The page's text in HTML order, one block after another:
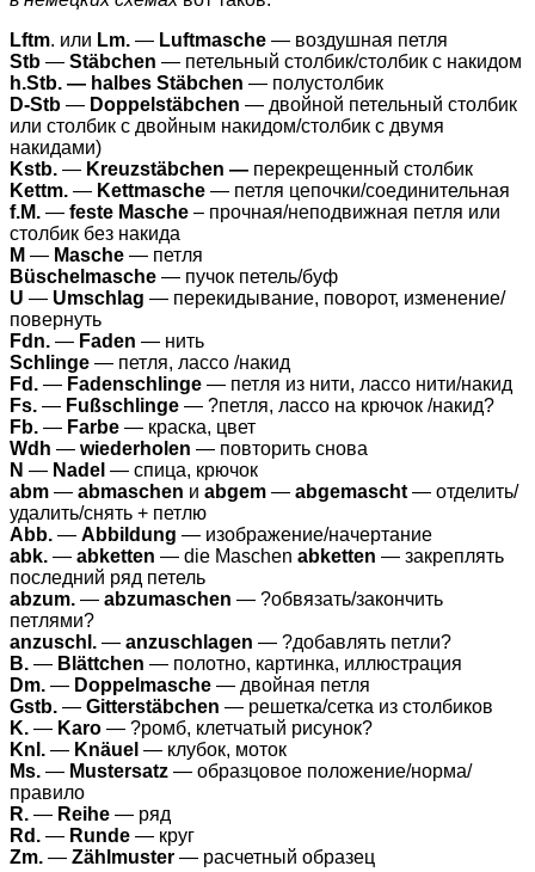
Lftm. или Lm. — Luftmasche — воздушная петля
Stb — Stäbchen — петельный столбик/столбик с накидом
h.Stb. — halbes Stäbchen — полустолбик
D-Stb — Doppelstäbchen — двойной петельный столбик
или столбик с двойным накидом/столбик с двумя
накидами)
Kstb. — Kreuzstäbchen — перекрещенный столбик
Kettm. — Kettmasche — петля цепочки/соединительная
f.M. — feste Masche – прочная/неподвижная петля или
столбик без накида
M — Masche — петля
Büschelmasche — пучок петель/буф
U — Umschlag — перекидывание, поворот, изменение/
повернуть
Fdn. — Faden — нить
Schlinge — петля, лассо /накид
Fd. — Fadenschlinge — петля из нити, лассо нити/накид
Fs. — Fußschlinge — ?петля, лассо на крючок /накид?
Fb. — Farbe — краска, цвет
Wdh — wiederholen — повторить снова
N — Nadel — спица, крючок
abm — abmaschen и abgem — abgemascht — отделить/
удалить/снять + петлю
Abb. — Abbildung — изображение/начертание
abk. — abketten — die Maschen abketten — закреплять
последний ряд петель
abzum. — abzumaschen — ?обвязать/закончить
петлями?
anzuschl. — anzuschlagen — ?добавлять петли?
B. — Blättchen — полотно, картинка, иллюстрация
Dm. — Doppelmasche — двойная петля
Gstb. — Gitterstäbchen — решетка/сетка из столбиков
K. — Karo — ?ромб, клетчатый рисунок?
Knl. — Knäuel — клубок, моток
Ms. — Mustersatz — образцовое положение/норма/
правило
R. — Reihe — ряд
Rd. — Runde — круг
Zm. — Zählmuster — расчетный образец